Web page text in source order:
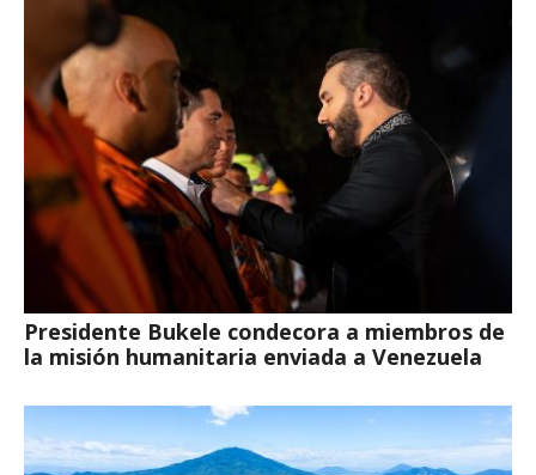
Presidente Bukele condecora a miembros de
la misión humanitaria enviada a Venezuela